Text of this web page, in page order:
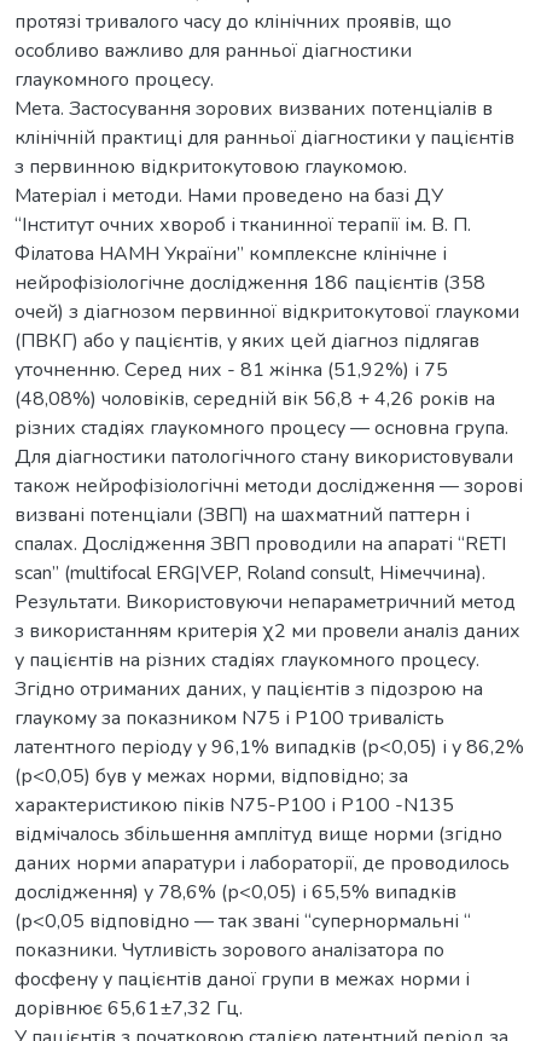
протязі тривалого часу до клінічних проявів, що
особливо важливо для ранньої діагностики
глаукомного процесу.
Мета. Застосування зорових визваних потенціалів в
клінічній практиці для ранньої діагностики у пацієнтів
з пеpвинною відкритокутовою глаукомою.
Матеріал і методи. Нами проведено на базі ДУ
“Інститут очних хвороб і тканинної терапії ім. В. П.
Філатова НАМН України” комплексне клінічне і
нейрофізіологічне дослідження 186 пацієнтів (358
очей) з діагнозом первинної відкритокутової глаукоми
(ПВКГ) або у пацієнтів, у яких цей діагноз підлягав
уточненню. Серед них - 81 жінка (51,92%) і 75
(48,08%) чоловіків, середній вік 56,8 + 4,26 років на
різних стадіях глаукомного процесу — основна група.
Для діагностики патологічного стану використовували
також нейрофізіологічні методи дослідження — зорові
визвані потенціали (ЗВП) на шахматний паттерн і
спалах. Дослідження ЗВП проводили на апараті “RETI
scan” (multifocal ERG|VEP, Roland consult, Німеччина).
Результати. Використовуючи непараметричний метод
з використанням критерія χ2 ми провели аналіз даних
у пацієнтів на різних стадіях глаукомного процесу.
Згідно отриманих даних, у пацієнтів з підозрою на
глаукому за показником N75 і Р100 тривалість
латентного періоду у 96,1% випадків (р<0,05) і у 86,2%
(р<0,05) був у межах норми, відповідно; за
характеристикою піків N75-Р100 і P100 -N135
відмічалось збільшення амплітуд вище норми (згідно
даних норми апаратури і лабораторії, де проводилось
дослідження) у 78,6% (р<0,05) і 65,5% випадків
(р<0,05 відповідно — так звані “супернормальні “
показники. Чутливість зорового аналізатора по
фосфену у пацієнтів даної групи в межах норми і
дорівнює 65,61±7,32 Гц.